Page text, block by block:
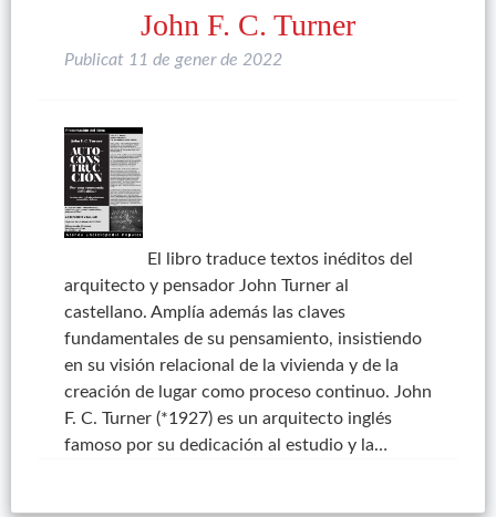
John F. C. Turner
Publicat 11 de gener de 2022
El libro traduce textos inéditos del
arquitecto y pensador John Turner al
castellano. Amplía además las claves
fundamentales de su pensamiento, insistiendo
en su visión relacional de la vivienda y de la
creación de lugar como proceso continuo. John
F. C. Turner (*1927) es un arquitecto inglés
famoso por su dedicación al estudio y la…